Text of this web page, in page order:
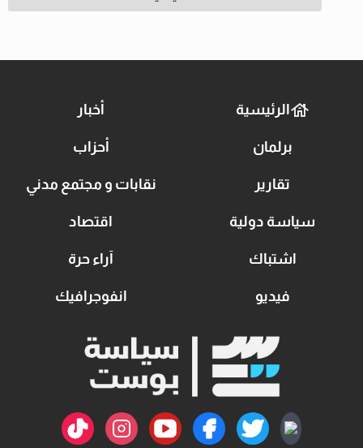
الرئيسية أخبار
برلمان أحزاب
تقارير نقابات و مجتمع مدني
سياسة دولية اقتصاد
اشتباك آراء حرة
فيديو انفوجرافيك